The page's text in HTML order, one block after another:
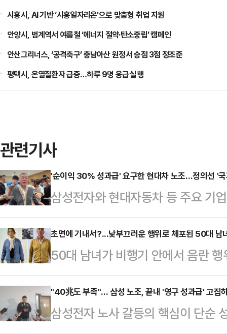
시흥시, AI 기반 ‘시흥일자리온’으로 맞춤형 취업 지원
안양시, 범계역서 여름철 ‘에너지 절약·탄소중립’ 캠페인
안산그리너스, ‘공격축구’ 충남아산 원정서 승점 3점 정조준
평택시, 온열질환자 급증…하루 9명 응급실 행
관련기사
'순이익 30% 성과급' 요구한 현대차 노조…정의선 '
삼성전자와 현대자동차 등 주요 기
갈등이 확산하는 가운데 정의선 현
사와 주주, 국가 발전을 함께 고려
날 열리는 현대차그룹 양재사옥 로
홀'에 앞서 현대차그룹 양재사옥에
갈등과 관련한 대응 방향을 묻는 질
회사가 발전할 수 있고 주주들도 중
초면에 기내서?...낯부끄러운 행위로 체포된 50대 남
50대 남녀가 비행기 안에서 음란
다.11일(현지시간) 영국 매체 더 선
나로 향하는 코파항공 여객기에서
B(59)씨는 부적절한 행위를 하다
"40兆도 부족"… 삼성 노조, 끝내 '영구 성과급' 고집
삼성전자 노사 갈등의 핵심이 단순